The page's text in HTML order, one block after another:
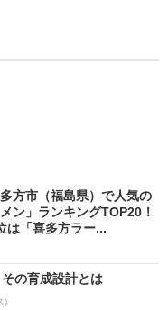
多方市（福島県）で人気の
ン」ランキングTOP20！
「喜多方ラー...
の育成設計とは
)